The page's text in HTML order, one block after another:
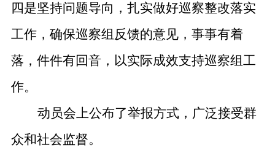
四是坚持问题导向，扎实做好巡察整改落实
工作，确保巡察组反馈的意见，事事有着
落，件件有回音，以实际成效支持巡察组工
作。
动员会上公布了举报方式，广泛接受群
众和社会监督。